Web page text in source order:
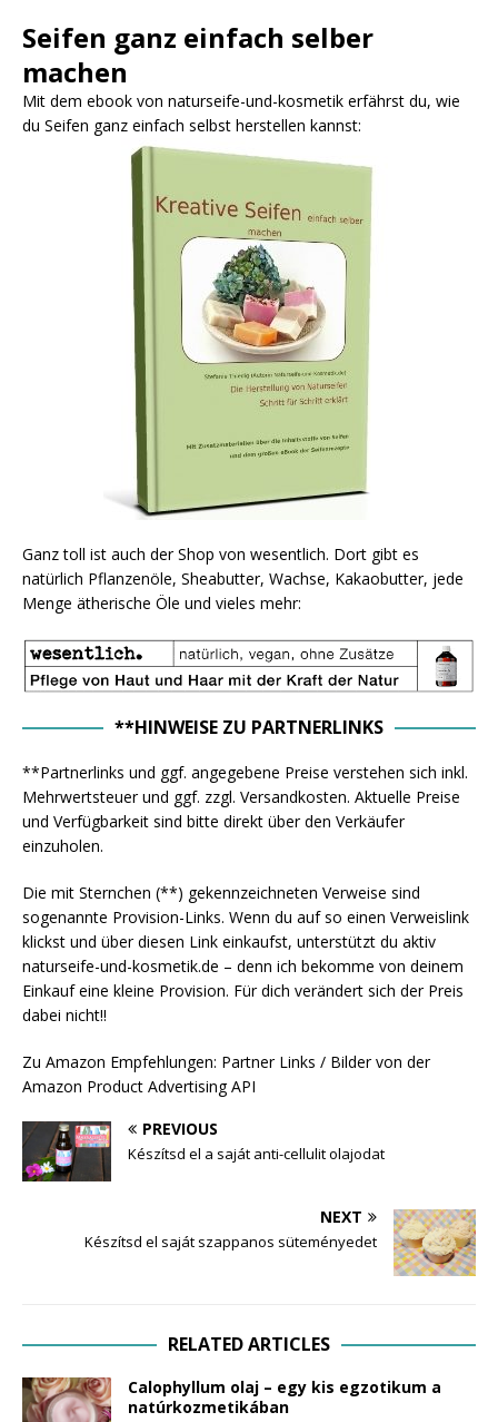
Seifen ganz einfach selber
machen
Mit dem ebook von naturseife-und-kosmetik erfährst du, wie
du Seifen ganz einfach selbst herstellen kannst:
Ganz toll ist auch der Shop von wesentlich. Dort gibt es
natürlich Pflanzenöle, Sheabutter, Wachse, Kakaobutter, jede
Menge ätherische Öle und vieles mehr:
**HINWEISE ZU PARTNERLINKS
**Partnerlinks und ggf. angegebene Preise verstehen sich inkl.
Mehrwertsteuer und ggf. zzgl. Versandkosten. Aktuelle Preise
und Verfügbarkeit sind bitte direkt über den Verkäufer
einzuholen.
Die mit Sternchen (**) gekennzeichneten Verweise sind
sogenannte Provision-Links. Wenn du auf so einen Verweislink
klickst und über diesen Link einkaufst, unterstützt du aktiv
naturseife-und-kosmetik.de – denn ich bekomme von deinem
Einkauf eine kleine Provision. Für dich verändert sich der Preis
dabei nicht!!
Zu Amazon Empfehlungen: Partner Links / Bilder von der
Amazon Product Advertising API
PREVIOUS
Készítsd el a saját anti-cellulit olajodat
NEXT
Készítsd el saját szappanos süteményedet
RELATED ARTICLES
Calophyllum olaj – egy kis egzotikum a
natúrkozmetikában